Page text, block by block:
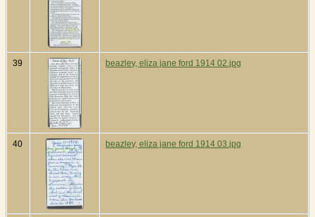
39 beazley, eliza jane ford 1914 02.jpg
40 beazley, eliza jane ford 1914 03.jpg